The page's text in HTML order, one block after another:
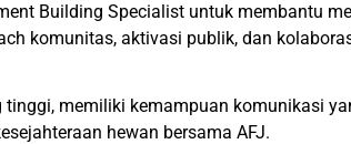
Building Specialist untuk membantu
komunitas, aktivasi publik, dan
memiliki kemampuan komunikasi
hewan bersama AFJ.